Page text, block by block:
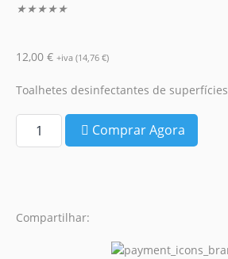
★★★★★
12,00 € +iva (14,76 €)
Toalhetes desinfectantes de superfícies
Comprar Agora
Compartilhar: